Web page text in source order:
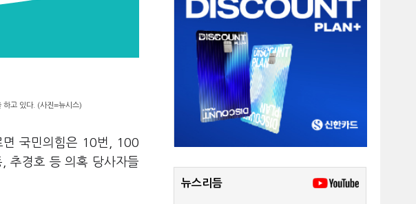
하고 있다. (사진=뉴시스)
면 국민의힘은 10번, 100
추경호 등 의혹 당사자들
뉴스리듬